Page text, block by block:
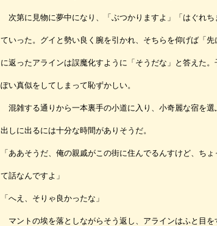
次第に見物に夢中になり、「ぶつかりますよ」「はぐれ
ていった。グイと勢い良く腕を引かれ、そちらを仰げば「
に返ったアラインは誤魔化すように「そうだな」と答えた
ぽい真似をしてしまって恥ずかしい。
混雑する通りから一本裏手の小道に入り、小奇麗な宿を
出しに出るには十分な時間がありそうだ。
「ああそうだ、俺の親戚がこの街に住んでるんすけど、
て話なんですよ」
「へえ、そりゃ良かったな」
マントの埃を落としながらそう返し、アラインはふと目